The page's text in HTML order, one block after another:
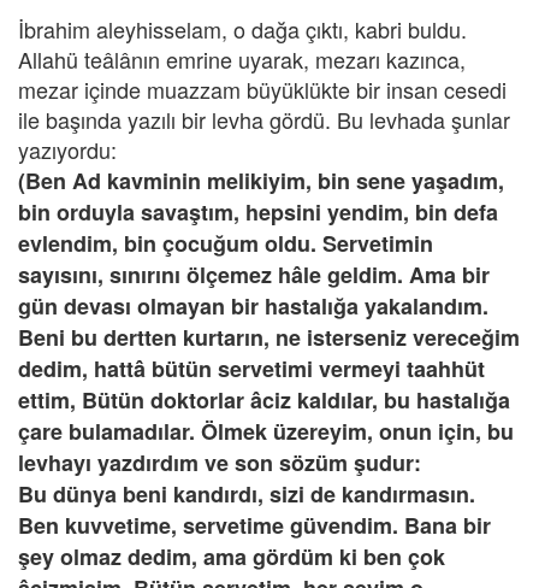
İbrahim aleyhisselam, o dağa çıktı, kabri buldu.
Allahü teâlânın emrine uyarak, mezarı kazınca,
mezar içinde muazzam büyüklükte bir insan cesedi
ile başında yazılı bir levha gördü. Bu levhada şunlar
yazıyordu:
(Ben Ad kavminin melikiyim, bin sene yaşadım,
bin orduyla savaştım, hepsini yendim, bin defa
evlendim, bin çocuğum oldu. Servetimin
sayısını, sınırını ölçemez hâle geldim. Ama bir
gün devası olmayan bir hastalığa yakalandım.
Beni bu dertten kurtarın, ne isterseniz vereceğim
dedim, hattâ bütün servetimi vermeyi taahhüt
ettim, Bütün doktorlar âciz kaldılar, bu hastalığa
çare bulamadılar. Ölmek üzereyim, onun için, bu
levhayı yazdırdım ve son sözüm şudur:
Bu dünya beni kandırdı, sizi de kandırmasın.
Ben kuvvetime, servetime güvendim. Bana bir
şey olmaz dedim, ama gördüm ki ben çok